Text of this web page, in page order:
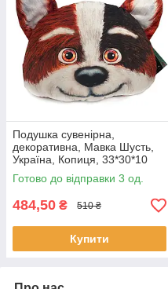
Подушка сувенірна,
декоративна, Мавка Шусть,
Україна, Копиця, 33*30*10
см, (00279-70)
Готово до відправки 3 од.
484,50 ₴ 510 ₴
Купити